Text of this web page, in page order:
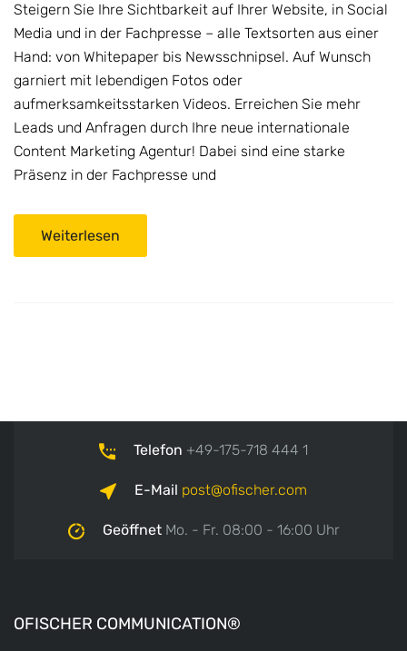
Steigern Sie Ihre Sichtbarkeit auf Ihrer Website, in Social
Media und in der Fachpresse – alle Textsorten aus einer
Hand: von Whitepaper bis Newsschnipsel. Auf Wunsch
garniert mit lebendigen Fotos oder
aufmerksamkeitsstarken Videos. Erreichen Sie mehr
Leads und Anfragen durch Ihre neue internationale
Content Marketing Agentur! Dabei sind eine starke
Präsenz in der Fachpresse und
Weiterlesen
Telefon +49-175-718 444 1
E-Mail post ofischer.com
GeöffnetMo. - Fr. 08:00 - 16:00 Uhr
OFISCHER COMMUNICATION®